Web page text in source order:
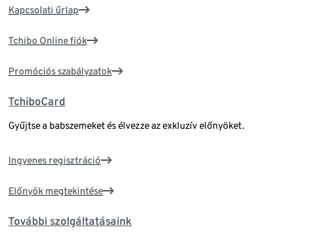
Kapcsolati űrlap
Tchibo Online fiók
Promóciós szabályzatok
TchiboCard
Gyűjtse a babszemeket és élvezze az exkluzív előnyöket.
Ingyenes regisztráció
Előnyök megtekintése
További szolgáltatásaink